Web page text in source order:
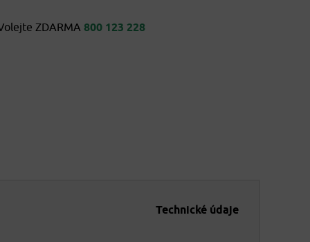
ZDARMA 800 123 228
Technické údaje